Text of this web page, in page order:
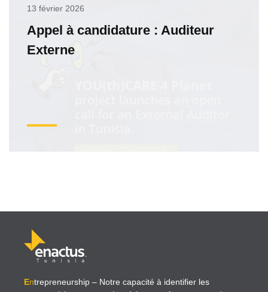
13 février 2026
Appel à candidature : Auditeur
Externe
Entrepreneurship – Notre capacité à identifier les